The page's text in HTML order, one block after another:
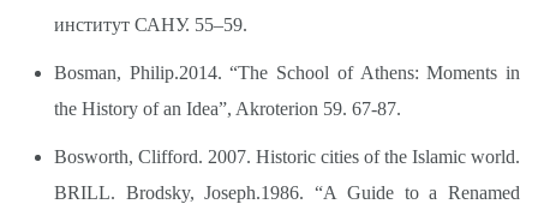
институт САНУ. 55–59.
Bosman, Philip.2014. “The School of Athens: Moments in
the History of an Idea”, Akroterion 59. 67-87.
Bosworth, Clifford. 2007. Historic cities of the Islamic world.
BRILL. Brodsky, Joseph.1986. “A Guide to a Renamed